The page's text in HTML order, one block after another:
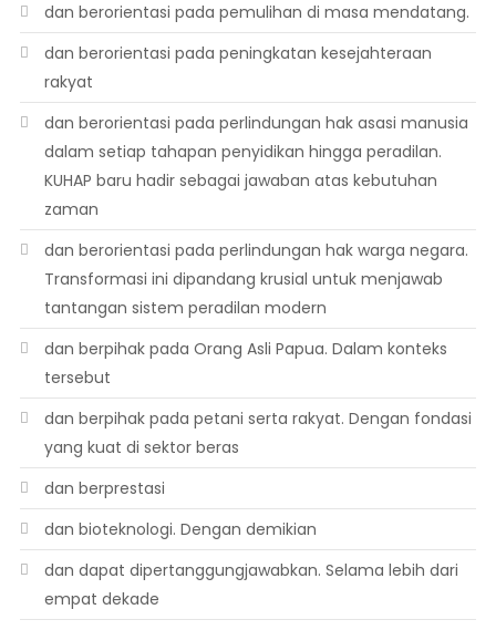
dan berorientasi pada pemulihan di masa mendatang.
dan berorientasi pada peningkatan kesejahteraan
rakyat
dan berorientasi pada perlindungan hak asasi manusia
dalam setiap tahapan penyidikan hingga peradilan.
KUHAP baru hadir sebagai jawaban atas kebutuhan
zaman
dan berorientasi pada perlindungan hak warga negara.
Transformasi ini dipandang krusial untuk menjawab
tantangan sistem peradilan modern
dan berpihak pada Orang Asli Papua. Dalam konteks
tersebut
dan berpihak pada petani serta rakyat. Dengan fondasi
yang kuat di sektor beras
dan berprestasi
dan bioteknologi. Dengan demikian
dan dapat dipertanggungjawabkan. Selama lebih dari
empat dekade